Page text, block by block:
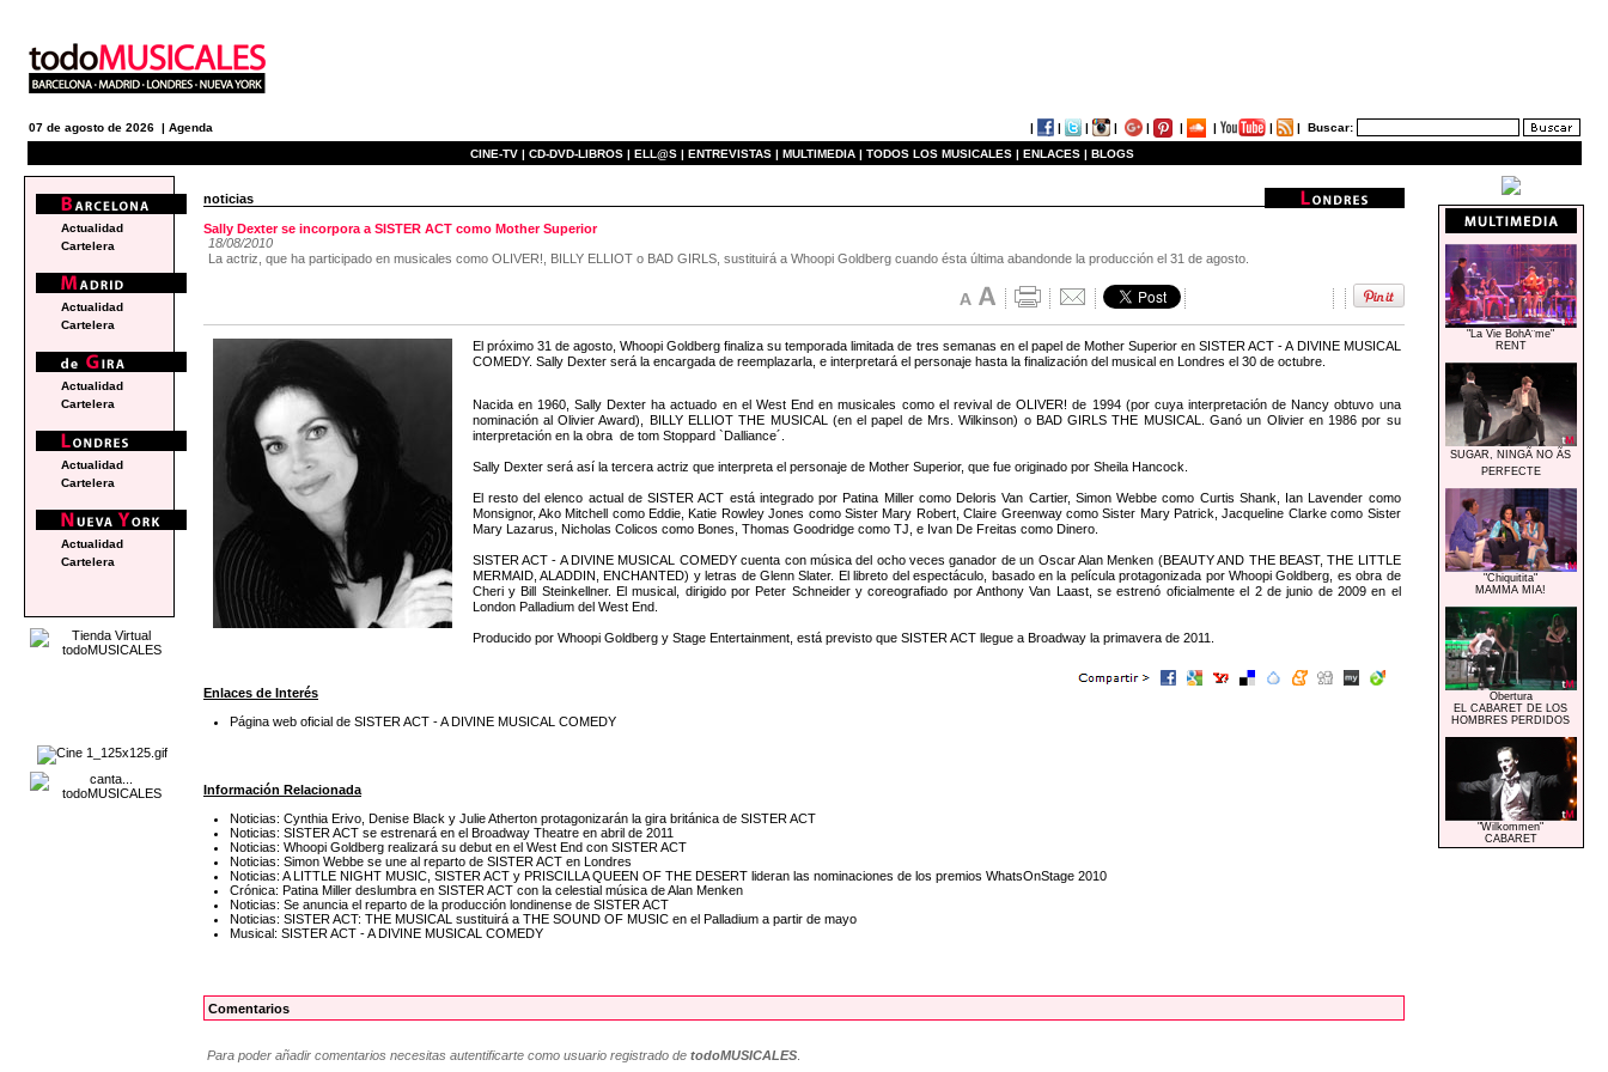
07 de agosto de 2026 | Agenda | | | | | | | | | Buscar:
CINE-TV | CD-DVD-LIBROS | ELL@S | ENTREVISTAS | MULTIMEDIA | TODOS LOS MUSICALES | ENLACES | BLOGS
noticias
Sally Dexter se incorpora a SISTER ACT como Mother Superior
18/08/2010
La actriz, que ha participado en musicales como OLIVER!, BILLY ELLIOT o BAD GIRLS, sustituirá a Whoopi Goldberg cuando ésta última abandonde la producción el 31 de agosto.
El próximo 31 de agosto, Whoopi Goldberg finaliza su temporada limitada de tres semanas en el papel de Mother Superior en SISTER ACT - A DIVINE MUSICAL
COMEDY. Sally Dexter será la encargada de reemplazarla, e interpretará el personaje hasta la finalización del musical en Londres el 30 de octubre.
Nacida en 1960, Sally Dexter ha actuado en el West End en musicales como el revival de OLIVER! de 1994 (por cuya interpretación de Nancy obtuvo una
nominación al Olivier Award), BILLY ELLIOT THE MUSICAL (en el papel de Mrs. Wilkinson) o BAD GIRLS THE MUSICAL. Ganó un Olivier en 1986 por su
interpretación en la obra de tom Stoppard `Dalliance´.
Sally Dexter será así la tercera actriz que interpreta el personaje de Mother Superior, que fue originado por Sheila Hancock.
El resto del elenco actual de SISTER ACT está integrado por Patina Miller como Deloris Van Cartier, Simon Webbe como Curtis Shank, Ian Lavender como
Monsignor, Ako Mitchell como Eddie, Katie Rowley Jones como Sister Mary Robert, Claire Greenway como Sister Mary Patrick, Jacqueline Clarke como Sister
Mary Lazarus, Nicholas Colicos como Bones, Thomas Goodridge como TJ, e Ivan De Freitas como Dinero.
SISTER ACT - A DIVINE MUSICAL COMEDY cuenta con música del ocho veces ganador de un Oscar Alan Menken (BEAUTY AND THE BEAST, THE LITTLE
MERMAID, ALADDIN, ENCHANTED) y letras de Glenn Slater. El libreto del espectáculo, basado en la película protagonizada por Whoopi Goldberg, es obra de
Cheri y Bill Steinkellner. El musical, dirigido por Peter Schneider y coreografiado por Anthony Van Laast, se estrenó oficialmente el 2 de junio de 2009 en el
London Palladium del West End.
Producido por Whoopi Goldberg y Stage Entertainment, está previsto que SISTER ACT llegue a Broadway la primavera de 2011.
Enlaces de Interés
Página web oficial de SISTER ACT - A DIVINE MUSICAL COMEDY
Información Relacionada
Noticias: Cynthia Erivo, Denise Black y Julie Atherton protagonizarán la gira británica de SISTER ACT
Noticias: SISTER ACT se estrenará en el Broadway Theatre en abril de 2011
Noticias: Whoopi Goldberg realizará su debut en el West End con SISTER ACT
Noticias: Simon Webbe se une al reparto de SISTER ACT en Londres
Noticias: A LITTLE NIGHT MUSIC, SISTER ACT y PRISCILLA QUEEN OF THE DESERT lideran las nominaciones de los premios WhatsOnStage 2010
Crónica: Patina Miller deslumbra en SISTER ACT con la celestial música de Alan Menken
Noticias: Se anuncia el reparto de la producción londinense de SISTER ACT
Noticias: SISTER ACT: THE MUSICAL sustituirá a THE SOUND OF MUSIC en el Palladium a partir de mayo
Musical: SISTER ACT - A DIVINE MUSICAL COMEDY
Comentarios
Para poder añadir comentarios necesitas autentificarte como usuario registrado detodoMUSICALES
Actualidad
Cartelera
Actualidad
Cartelera
Actualidad
Cartelera
Actualidad
Cartelera
Actualidad
Cartelera
"La Vie BohÃ¨me"
RENT
SUGAR, NINGÃ NO ÃS
PERFECTE
"Chiquitita"
MAMMA MIA!
Obertura
EL CABARET DE LOS
HOMBRES PERDIDOS
"Wilkommen"
CABARET